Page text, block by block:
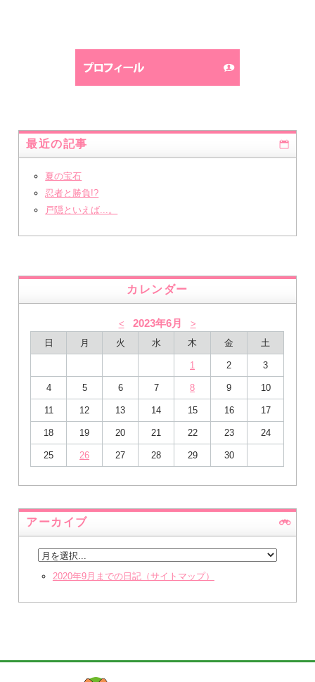
最近の記事
夏の宝石
忍者と勝負!?
戸隠といえば...。
カレンダー
< 2023年6月
>
日
月 火 水 木 金 土
1 2 3
4 5 6 7 8 9 10
11 12 13 14 15 16 17
18 19 20 21 22 23 24
25 26 27 28 29 30
アーカイブ
2020年9月までの日記（サイトマップ）